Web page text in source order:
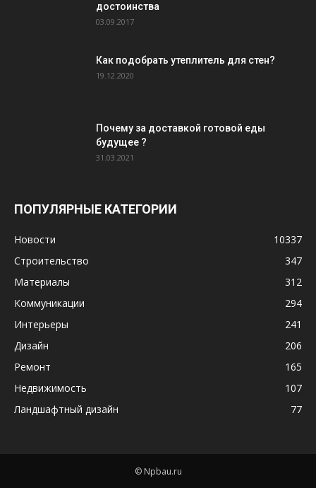
достоинства
03.09.2017
Как подобрать утеплитель для стен?
19.12.2020
Почему за доставкой готовой еды
будущее ?
31.03.2021
ПОПУЛЯРНЫЕ КАТЕГОРИИ
Новости
10337
Строительство
347
Материалы
312
Коммуникации
294
Интерьеры
241
Дизайн
206
Ремонт
165
Недвижимость
107
Ландшафтный дизайн
77
© Npbau.ru